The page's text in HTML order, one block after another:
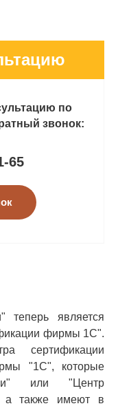
по
звонок:
65
теперь является
фирмы 1С".
сертификации
"1С", которые
или "Центр
а также имеют в